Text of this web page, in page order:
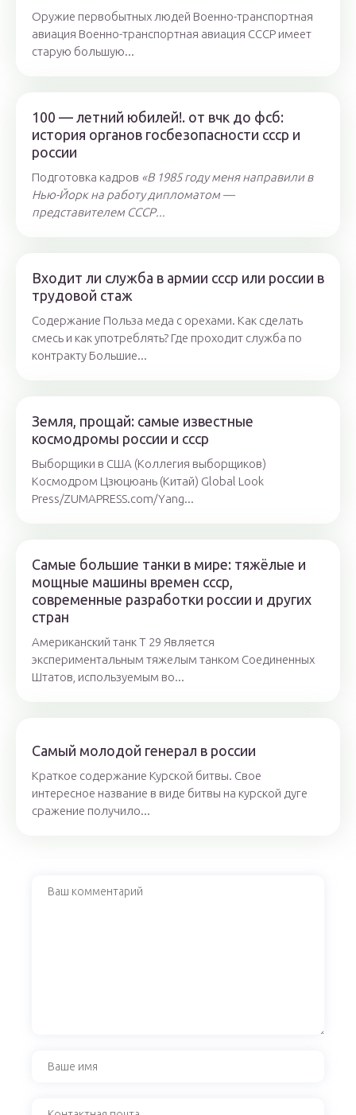
Оружие первобытных людей Военно-транспортная
авиация Военно-транспортная авиация СССР имеет
старую большую...
100 — летний юбилей!. от вчк до фсб:
история органов госбезопасности ссср и
россии
Подготовка кадров «В 1985 году меня направили в
Нью-Йорк на работу дипломатом —
представителем СССР...
Входит ли служба в армии ссср или россии в
трудовой стаж
Содержание Польза меда с орехами. Как сделать
смесь и как употреблять? Где проходит служба по
контракту Большие...
Земля, прощай: самые известные
космодромы россии и ссср
Выборщики в США (Коллегия выборщиков)
Космодром Цзюцюань (Китай) Global Look
Press/ZUMAPRESS.com/Yang...
Самые большие танки в мире: тяжёлые и
мощные машины времен ссср,
современные разработки россии и других
стран
Американский танк Т 29 Является
экспериментальным тяжелым танком Соединенных
Штатов, используемым во...
Самый молодой генерал в россии
Краткое содержание Курской битвы. Свое
интересное название в виде битвы на курской дуге
сражение получило...